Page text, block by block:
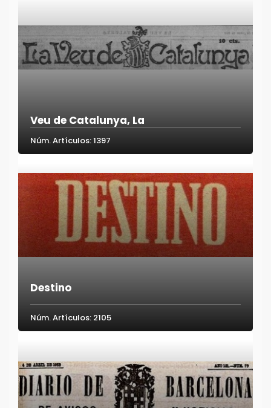
Veu de Catalunya, La
Núm. Artículos: 1397
Destino
Núm. Artículos: 2105